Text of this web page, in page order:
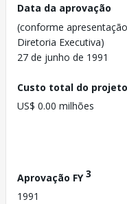
Data da aprovação
(conforme
Diretoria Executiva)
27 de junho de 1991
Custo total do projeto
US$ 0.00 milhões
Aprovação FY3
1991